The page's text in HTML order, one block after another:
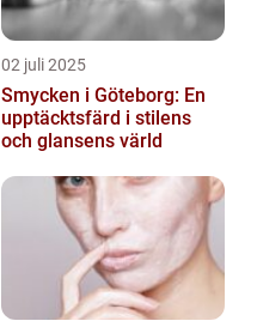
02 juli 2025
Smycken i Göteborg: En
upptäcktsfärd i stilens
och glansens värld